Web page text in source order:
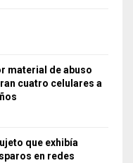
material de abuso
cuatro celulares a
que exhibía
en redes